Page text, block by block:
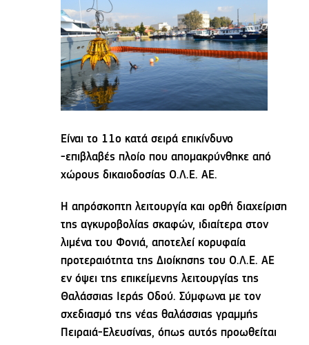
Είναι το 11ο κατά σειρά επικίνδυνο
-επιβλαβές πλοίο που απομακρύνθηκε από
χώρους δικαιοδοσίας Ο.Λ.Ε. ΑΕ.
Η απρόσκοπτη λειτουργία και ορθή διαχείριση
της αγκυροβολίας σκαφών, ιδιαίτερα στον
λιμένα του Φονιά, αποτελεί κορυφαία
προτεραιότητα της Διοίκησης του Ο.Λ.Ε. ΑΕ
εν όψει της επικείμενης λειτουργίας της
Θαλάσσιας Ιεράς Οδού. Σύμφωνα με τον
σχεδιασμό της νέας θαλάσσιας γραμμής
Πειραιά-Ελευσίνας, όπως αυτός προωθείται